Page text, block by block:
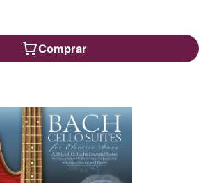
Comprar